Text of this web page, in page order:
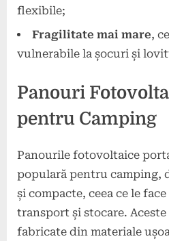
flexibile;
Fragilitate mai mare,
vulnerabile la șocuri și
Panouri
pentru Camping
Panourile fotovoltaice
populară pentru camping,
și compacte, ceea ce le
transport și stocare.
fabricate din materiale